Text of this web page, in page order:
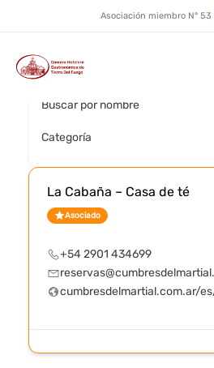
contenido
Asociación miembro N° 53
Ushuaia -
Buscar por nombre
Categoría
La Cabaña – Casa de té
Asociado
+54 2901 434699
cumbresdelmartial.com.ar/